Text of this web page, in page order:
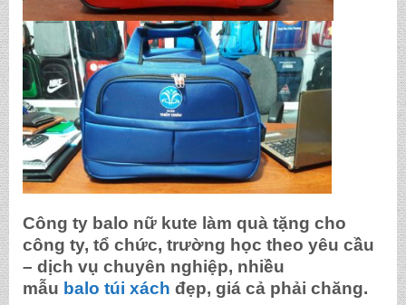
Công ty balo nữ kute làm quà tặng cho
công ty, tổ chức, trường học theo yêu cầu
– dịch vụ chuyên nghiệp, nhiều
mẫu balo túi xách đẹp, giá cả phải chăng.